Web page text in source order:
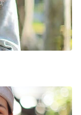
利 就